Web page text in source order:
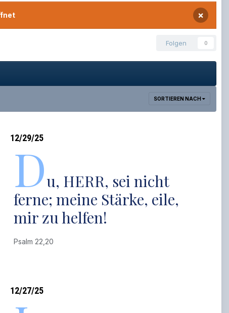
×
Folgen 0
SORTIEREN NACH
12/29/25
Du, HERR, sei nicht
ferne; meine Stärke, eile,
mir zu helfen!
Psalm 22,20
12/27/25